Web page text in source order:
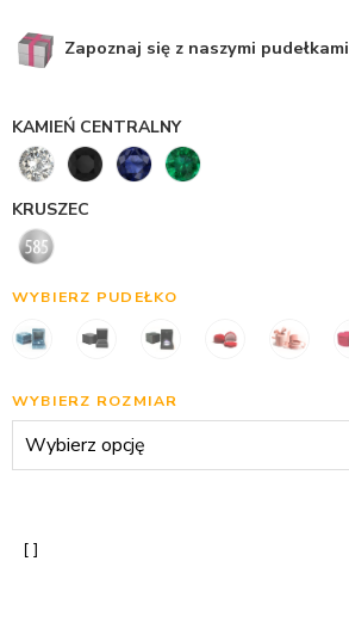
Zapoznaj się z naszymi pudełkami
KAMIEŃ CENTRALNY
KRUSZEC
WYBIERZ PUDEŁKO
WYBIERZ ROZMIAR